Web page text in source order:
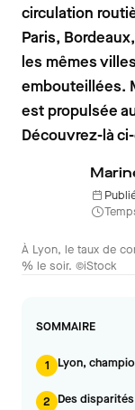
circulation
Paris,
les mêmes
embouteillées.
est propulsée
Découvrez-là
À Lyon, le taux de
% le soir. ©iStock
SOMMAIRE
1 Lyon,
2 Des